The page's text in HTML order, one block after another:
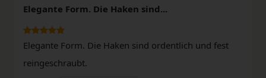
Elegante Form. Die Haken sind...
Elegante Form. Die Haken sind ordentlich und fest
reingeschraubt.